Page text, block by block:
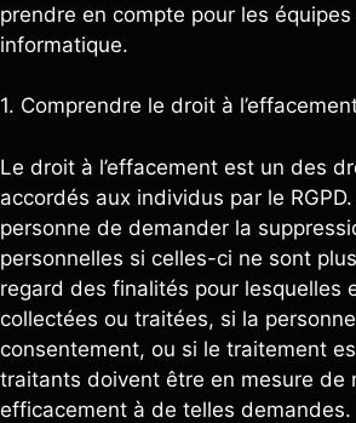
prendre en compte pour les
informatique.
1. Comprendre le droit à
Le droit à l’effacement est un des
accordés aux individus par le
personne de demander la
personnelles si celles-ci ne sont
regard des finalités pour lesquelles
collectées ou traitées, si la
consentement, ou si le traitement
traitants doivent être en mesure de
efficacement à de telles demandes.